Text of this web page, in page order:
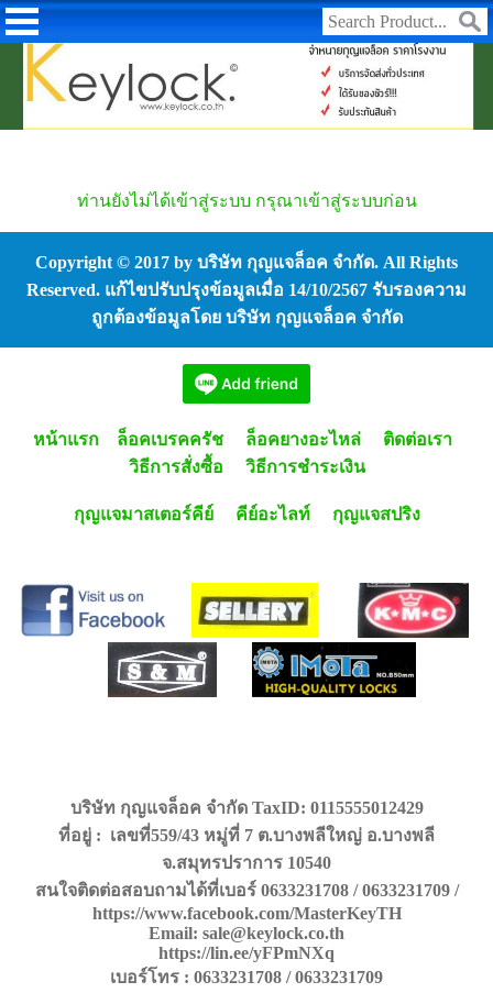
ท่านยังไม่ได้เข้าสู่ระบบ กรุณาเข้าสู่ระบบก่อน
Copyright © 2017 by บริษัท กุญแจล็อค จำกัด. All Rights
Reserved. แก้ไขปรับปรุงข้อมูลเมื่อ 14/10/2567 รับรองความ
ถูกต้องข้อมูลโดย บริษัท กุญแจล็อค จำกัด
หน้าแรก ล็อคเบรคครัช ล็อคยางอะไหล่
ติดต่อเรา
วิธีการสั่งซื้อ
วิธีการชำระเงิน
กุญแจมาสเตอร์คีย์ คีย์อะไลท์ กุญแจสปริง
บริษัท กุญแจล็อค จำกัด TaxID: 0115555012429
ที่อยู่ : เลขที่559/43 หมู่ที่ 7 ต.บางพลีใหญ่ อ.บางพลี
จ.สมุทรปราการ 10540
สนใจติดต่อสอบถามได้ที่เบอร์ 0633231708 / 0633231709 /
https://www.facebook.com/MasterKeyTH
Email: sale@keylock.co.th
https://lin.ee/yFPmNXq
เบอร์โทร : 0633231708 / 0633231709